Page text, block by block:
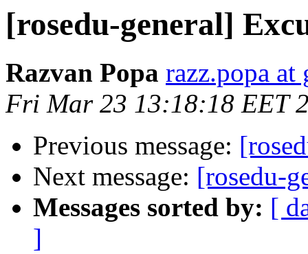
[rosedu-general]
Razvan Popa razz.popa at
Fri Mar 23 13:18:18 EET
Previous message:
Next message: [rosedu-
Messages sorted by: [
]